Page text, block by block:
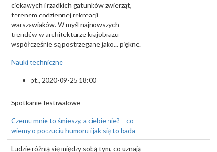
ciekawych i rzadkich gatunków zwierząt,
terenem codziennej rekreacji
warszawiaków. W myśl najnowszych
trendów w architekturze krajobrazu
współcześnie są postrzegane jako... piękne.
Nauki techniczne
pt., 2020-09-25 18:00
Spotkanie festiwalowe
Czemu mnie to śmieszy, a ciebie nie? – co
wiemy o poczuciu humoru i jak się to bada
Ludzie różnią się między sobą tym, co uznają